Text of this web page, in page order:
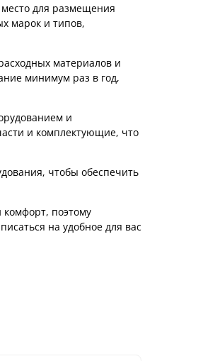
для размещения
марок и типов,
материалов и
минимум раз в год,
и
и комплектующие, что
чтобы обеспечить
поэтому
на удобное для вас